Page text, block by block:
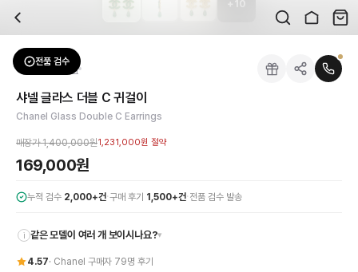
배송은 얼마나 걸리나요?
검수는 어떻게 진행되나요? 검수 사진을 받을 수 있나요?
전문 스태프가 실물 상품을 직접 확인한 후 검수 사진을 제공합니다. 가죽 재질,
교환이나 반품이 가능한가요?
수령 후 7일 이내 신청하시면 상품 하자, 사이즈 불일치, 고객 변심 모두 교환·반
쿠폰과 적립금을 함께 사용할 수 있나요?
네, 쿠폰과 적립금을 결제 시 함께 사용하실 수 있습니다. 적립금은 1,000원 이상
브랜드:
성별:여성
색상:그린
가격:169,000 원
샤넬 글라스 더블 C 귀걸이로 당신의 룩에 우아하고 독보적인 매력을 더하세요.
샤넬 글라스 더블 C 귀걸이을 DUELLO에서 만나보세요. 고퀄리티 하이
10
전품 검수
Chanel 귀걸이
샤넬 글라스 더블 C 귀걸이
Chanel Glass Double C Earrings
매장가1,400,000원1,231,000원 절약
169,000원
누적 검수 2,000+건·구매 후기 1,500+건· 전품 검수 발송
i 같은 모델이 여러 개 보이시나요?▾
4.57· Chanel 구매자 79명 후기